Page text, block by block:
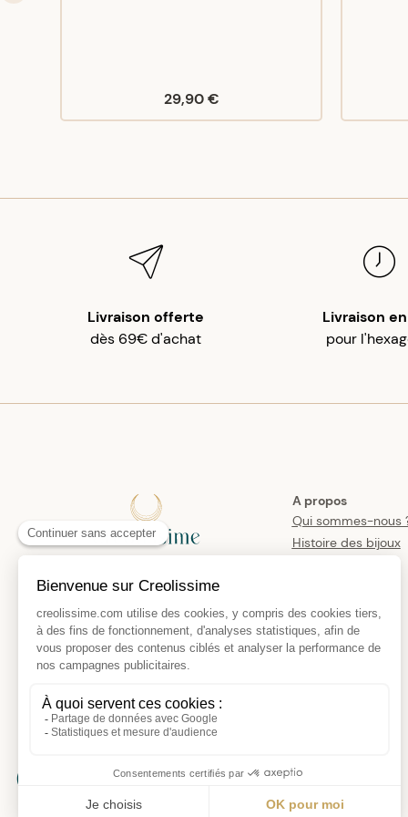
29,90 €
Livraison offerte
dès 69€ d'achat
Livraison
pour
A propos
Qui sommes-nous
Histoire des bijoux